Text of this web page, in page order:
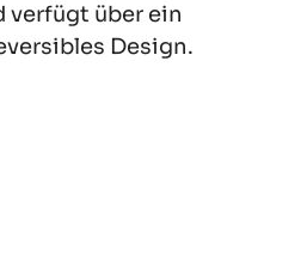
verfügt über ein
Design.